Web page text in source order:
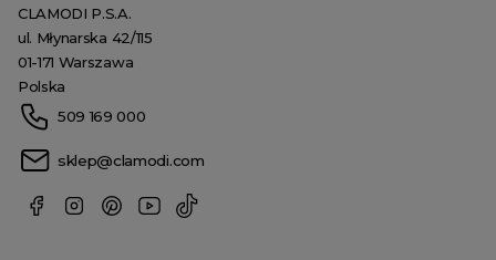
CLAMODI P.S.A.
ul. Młynarska 42/115
01-171 Warszawa
Polska
509 169 000
sklep@clamodi.com